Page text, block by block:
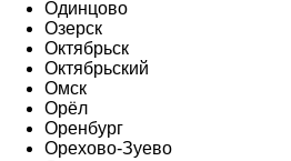
Одинцово
Озерск
Октябрьск
Октябрьский
Омск
Орёл
Оренбург
Орехово-Зуево